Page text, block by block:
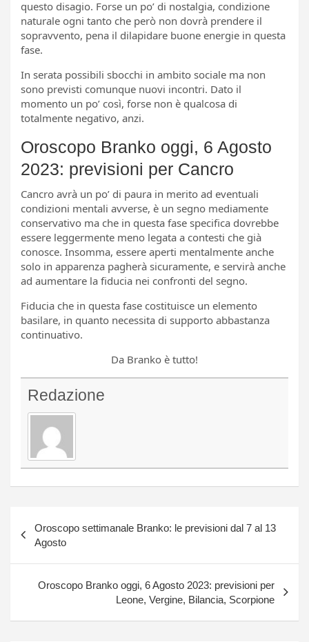
questo disagio. Forse un po’ di nostalgia, condizione
naturale ogni tanto che però non dovrà prendere il
sopravvento, pena il dilapidare buone energie in questa
fase.
In serata possibili sbocchi in ambito sociale ma non
sono previsti comunque nuovi incontri. Dato il
momento un po’ così, forse non è qualcosa di
totalmente negativo, anzi.
Oroscopo Branko oggi, 6 Agosto
2023: previsioni per Cancro
Cancro avrà un po’ di paura in merito ad eventuali
condizioni mentali avverse, è un segno mediamente
conservativo ma che in questa fase specifica dovrebbe
essere leggermente meno legata a contesti che già
conosce. Insomma, essere aperti mentalmente anche
solo in apparenza pagherà sicuramente, e servirà anche
ad aumentare la fiducia nei confronti del segno.
Fiducia che in questa fase costituisce un elemento
basilare, in quanto necessita di supporto abbastanza
continuativo.
Da Branko è tutto!
Redazione
articoli
Oroscopo settimanale Branko: le previsioni dal 7 al 13
Agosto
Oroscopo Branko oggi, 6 Agosto 2023: previsioni per
Leone, Vergine, Bilancia, Scorpione